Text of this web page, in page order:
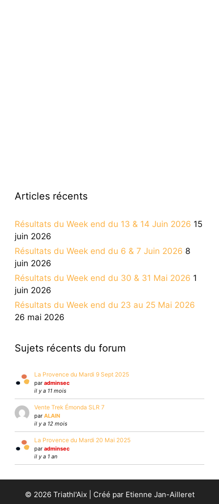
Articles récents
Résultats du Week end du 13 & 14 Juin 2026 15
juin 2026
Résultats du Week end du 6 & 7 Juin 2026 8
juin 2026
Résultats du Week end du 30 & 31 Mai 2026 1
juin 2026
Résultats du Week end du 23 au 25 Mai 2026
26 mai 2026
Sujets récents du forum
La Provence du Mardi 9 Sept 2025
par adminsec
il y a 11 mois
Vente Trek Émonda SLR 7
par ALAIN
il y a 12 mois
La Provence du Mardi 20 Mai 2025
par adminsec
il y a 1 an
© 2026 Triathl'Aix | Créé par Etienne Jan-Ailleret